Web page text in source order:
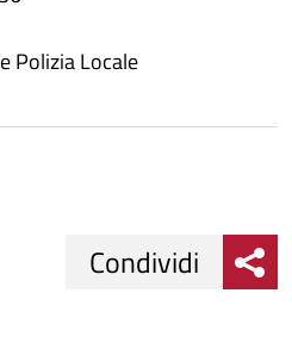
Polizia Locale
Condividi